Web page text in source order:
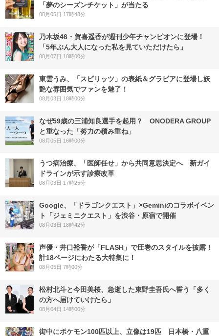
「夢のシーズンチケット」が当たる
08月05日 17時48分
乃木坂46・賀喜遥香が週刊少年チャンピオンに登場！
「5年ぶん大人になった私を見ていただけたら」
08月07日 18時00分
東雲うみ、「スピリッツ」の表紙＆グラビアに登場し妖
艶な雰囲気でファンを魅了！
08月03日 18時00分
なぜ59歳の三浦知良選手を起用？ ONODERA GROUP
と重なった「努力の積み重ね」
08月05日 16時00分
うつ病治療、「医師任せ」から共同意思決定へ 新ガイ
ドラインが示す診療改革
08月03日 17時25分
Google、「ドラゴンクエスト」×Geminiのコラボイベン
ト「ジェミニクエスト」を渋谷・原宿で開催
08月03日 18時42分
声優・井口裕香が「FLASH」で圧巻のスタイルを披露！
計18ページにわたる大特集に！
08月05日 7時00分
松村北斗と今田美桜、急逝した東野圭吾氏へ誓う「多く
の方へ届けていけたら」
08月04日 14時00分
街中にポケモン100匹以上、立像は19匹 日本橋・八重